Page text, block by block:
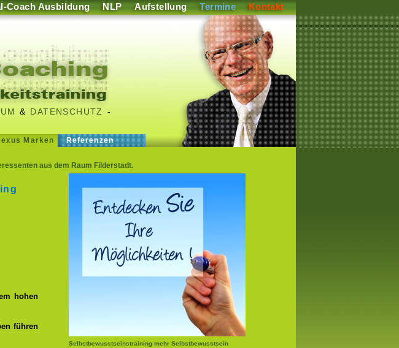
Coach Ausbildung NLP Aufstellung Termine Kontakt
& DATENSCHUTZ
-
Marken Referenzen
aus dem Raum Filderstadt.
Selbstbewusstseinstraining mehr Selbstbewusstsein
hohen
führen